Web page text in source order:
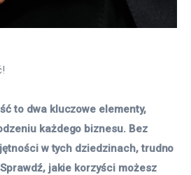
to dwa kluczowe elementy,
każdego biznesu. Bez
w tych dziedzinach, trudno
jakie korzyści możesz